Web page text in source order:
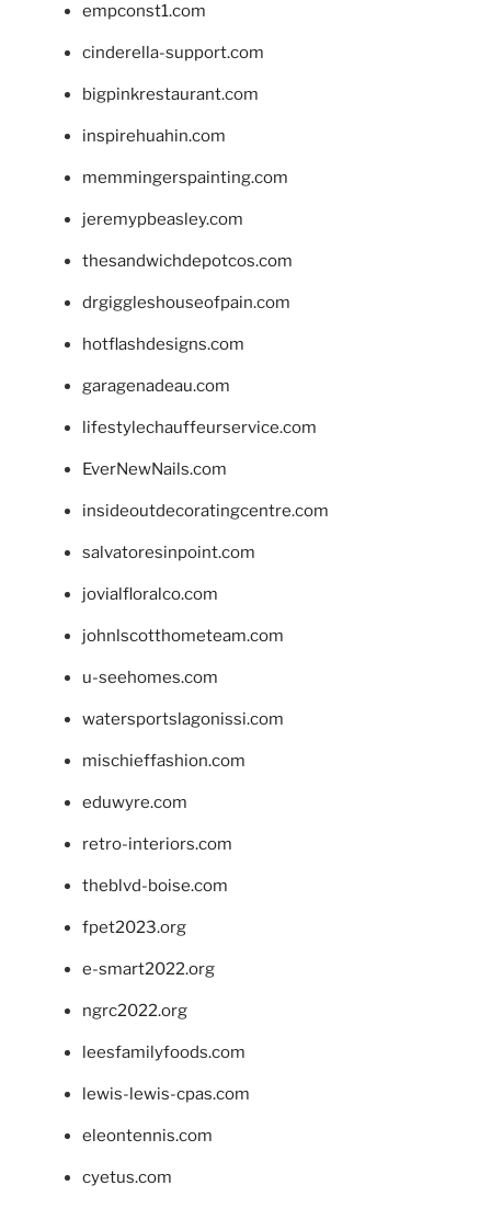
empconst1.com
cinderella-support.com
bigpinkrestaurant.com
inspirehuahin.com
memmingerspainting.com
jeremypbeasley.com
thesandwichdepotcos.com
drgiggleshouseofpain.com
hotflashdesigns.com
garagenadeau.com
lifestylechauffeurservice.com
EverNewNails.com
insideoutdecoratingcentre.com
salvatoresinpoint.com
jovialfloralco.com
johnlscotthometeam.com
u-seehomes.com
watersportslagonissi.com
mischieffashion.com
eduwyre.com
retro-interiors.com
theblvd-boise.com
fpet2023.org
e-smart2022.org
ngrc2022.org
leesfamilyfoods.com
lewis-lewis-cpas.com
eleontennis.com
cyetus.com